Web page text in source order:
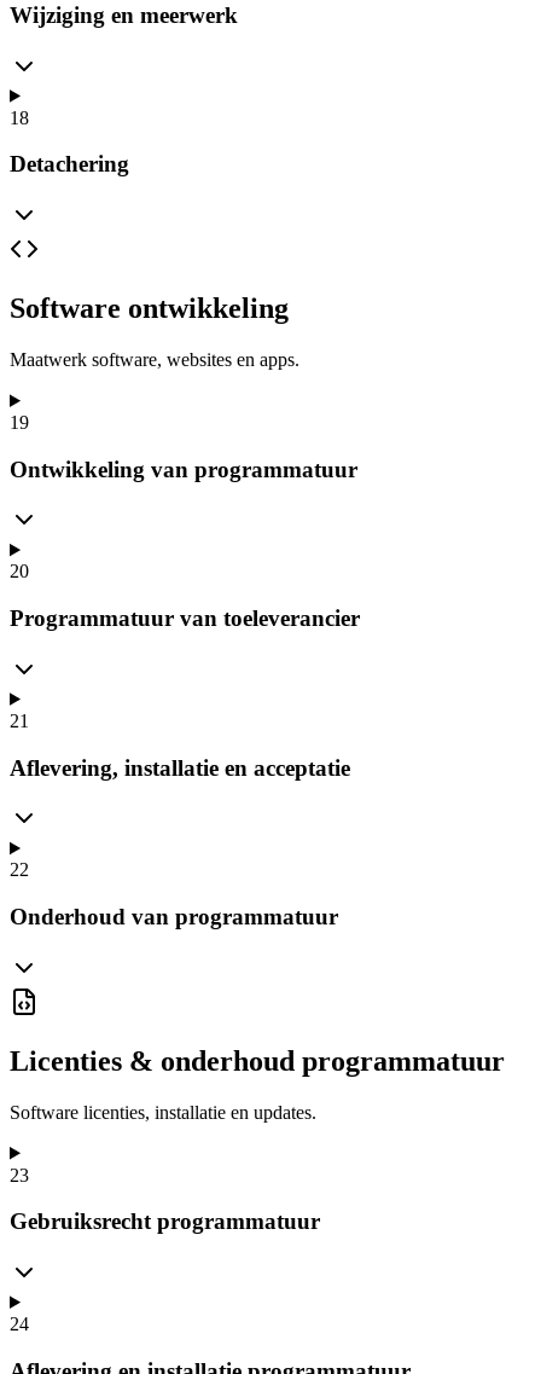
Wijziging en meerwerk
18
Detachering
Software ontwikkeling
Maatwerk software, websites en apps.
19
Ontwikkeling van programmatuur
20
Programmatuur van toeleverancier
21
Aflevering, installatie en acceptatie
22
Onderhoud van programmatuur
Licenties & onderhoud programmatuur
Software licenties, installatie en updates.
23
Gebruiksrecht programmatuur
24